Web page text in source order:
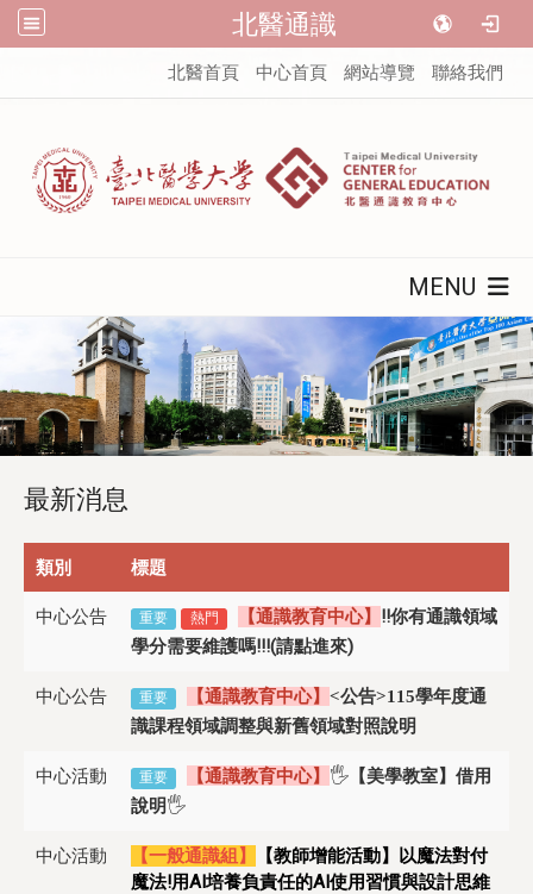
北醫通識
北醫首頁 中心首頁 網站導覽 聯絡我們
MENU
最新消息
類別 標題
中心公告 重要 熱門 【通識教育中心】 !!你有通識領域
學分需要維護嗎!!!(請點進來)
中心公告 重要 【通識教育中心】<公告>115學年度通
識課程領域調整與新舊領域對照說明
中心活動 重要 【通識教育中心】 🖐 【美學教室】借用
說明🖐
中心活動 【一般通識組】
【教師增能活動】以魔法對付
魔法!用AI培養負責任的AI使用習慣與設計思維